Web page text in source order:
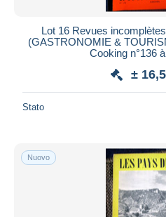
Maestro
Deselezionare tutto
Residenza del venditore
Lot 16 Revues
(GASTRONOMIE &
Cooking n°136
±
Stato
Nuovo